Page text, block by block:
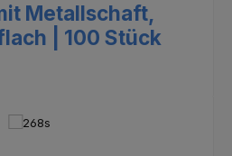
Metallschaft,
| 100 Stück